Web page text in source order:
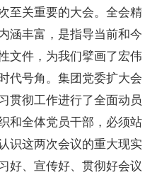
至关重要的大会。全会精
涵丰富，是指导当前和今
文件，为我们擘画了宏伟
代号角。集团党委扩大会
贯彻工作进行了全面动员
和全体党员干部，必须站
识这两次会议的重大现实
好、宣传好、贯彻好会议